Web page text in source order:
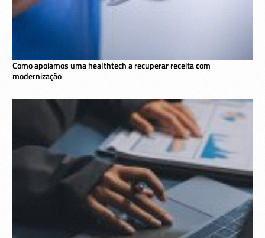
Como apoiamos uma healthtech a recuperar receita com
modernização